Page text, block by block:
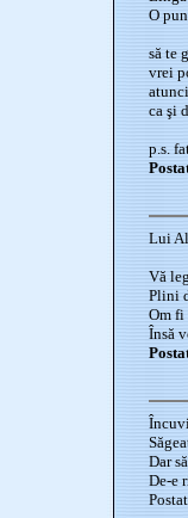
O
să te
vrei
ca şi
p.s.
Lui
Vă
Plini
Om fi
Însă
Dar
De-e